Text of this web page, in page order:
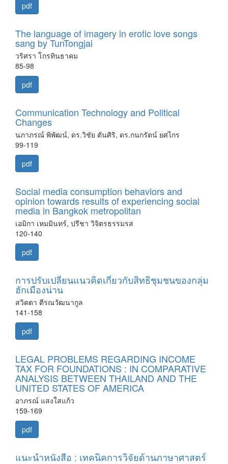
pdf
The language of imagery in erotic love songs
sang by TunTongjai
วริศรา โกรทินธาคม
85-98
pdf
Communication Technology and Political
Changes
นภาภรณ์ พิพัฒน์, ดร.วิชัย ตันศิริ, ดร.กนกรัตน์ ยศไกร
99-119
pdf
Social media consumption behaviors and
opinion towards results of experiencing social
media in Bangkok metropolitan
เอมิกา เหมมินทร์, ปรีชา วิจิตรธรรมรส
120-140
pdf
การปรับเปลี่ยนแนวคิดเกี่ยวกับสิทธิชุมชนของกลุ่ม
ฮักเมืองน่าน
สวิตตา ตีรณวัฒนากูล
141-158
pdf
LEGAL PROBLEMS REGARDING INCOME
TAX FOR FOUNDATIONS : IN COMPARATIVE
ANALYSIS BETWEEN THAILAND AND THE
UNITED STATES OF AMERICA
อาภรณ์ แสงใสแก้ว
159-169
pdf
แนะนำหนังสือ : เทคนิคการวิจัยด้านภาษาศาสตร์